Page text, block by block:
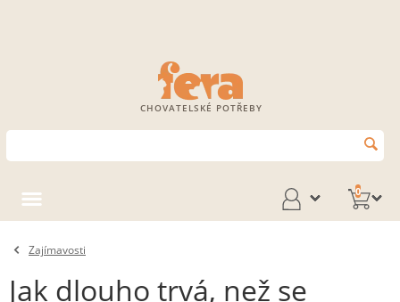
CHOVATELSKÉ POTŘEBY
0
Zajímavosti
Jak dlouho trvá, než se